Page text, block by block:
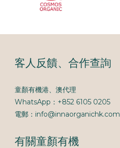
客人反饋、合作查詢
童顏有機港、澳代理
WhatsApp：+852 6105 0205
電郵：info@innaorganichk.com
有關童顏有機